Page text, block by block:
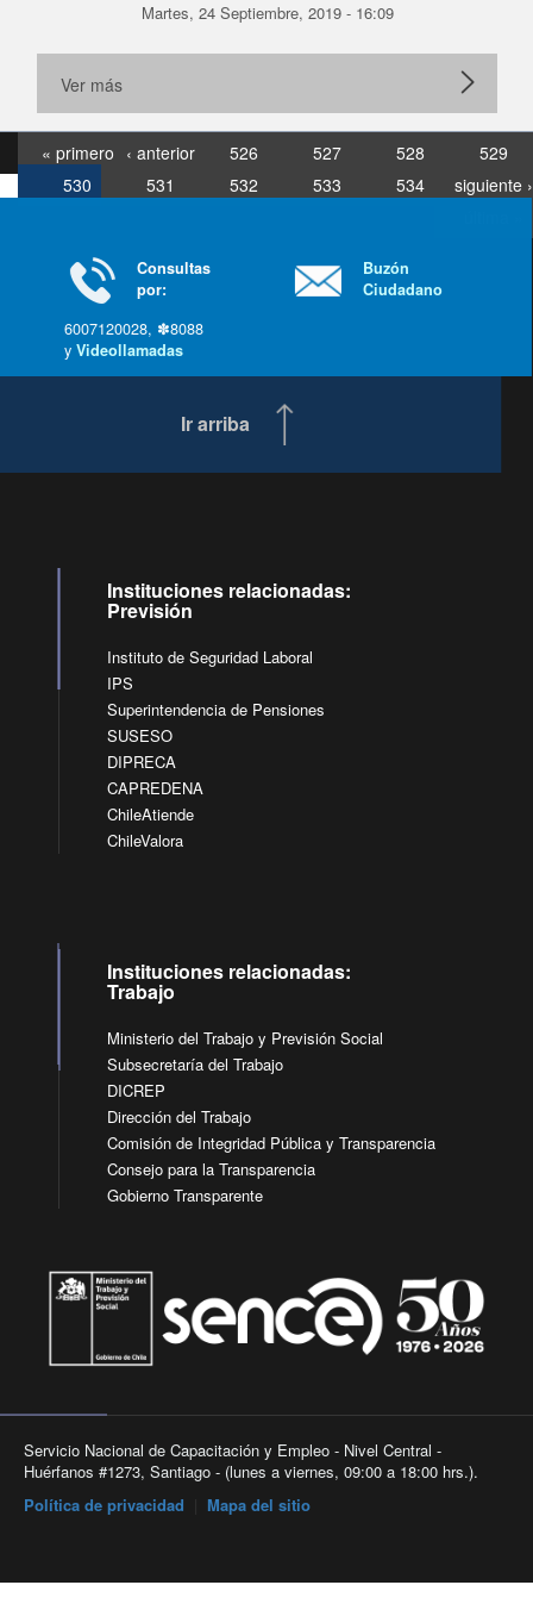
Martes, 24 Septiembre, 2019 - 16:09
Ver más
« primero ‹ anterior 526 527 528
529
530
531 532 533 534
siguiente ›
Consultas
por:
6007120028, ✽8088
yVideollamadas
Buzón
Ciudadano
Ir arriba
Instituciones relacionadas:
Previsión
Instituto de Seguridad Laboral
IPS
Superintendencia de Pensiones
SUSESO
DIPRECA
CAPREDENA
ChileAtiende
ChileValora
Instituciones relacionadas:
Trabajo
Ministerio del Trabajo y Previsión Social
Subsecretaría del Trabajo
DICREP
Dirección del Trabajo
Comisión de Integridad Pública y Transparencia
Consejo para la Transparencia
Gobierno Transparente
Servicio Nacional de Capacitación y Empleo - Nivel Central -
Huérfanos #1273, Santiago - (lunes a viernes, 09:00 a 18:00 hrs.).
Política de privacidad
Mapa del sitio